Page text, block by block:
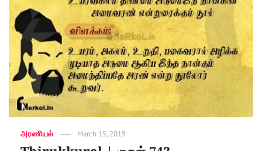
Categories
அரணியல்
Posted
March 15, 2019